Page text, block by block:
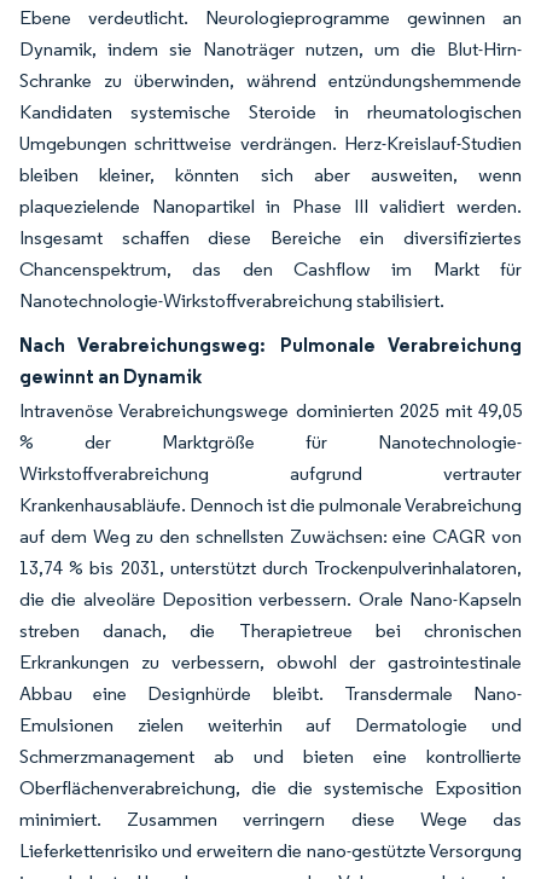
Ebene verdeutlicht. Neurologieprogramme gewinnen an
Dynamik, indem sie Nanoträger nutzen, um die Blut-Hirn-
Schranke zu überwinden, während entzündungshemmende
Kandidaten systemische Steroide in rheumatologischen
Umgebungen schrittweise verdrängen. Herz-Kreislauf-Studien
bleiben kleiner, könnten sich aber ausweiten, wenn
plaquezielende Nanopartikel in Phase III validiert werden.
Insgesamt schaffen diese Bereiche ein diversifiziertes
Chancenspektrum, das den Cashflow im Markt für
Nanotechnologie-Wirkstoffverabreichung stabilisiert.
Nach Verabreichungsweg: Pulmonale Verabreichung
gewinnt an Dynamik
Intravenöse Verabreichungswege dominierten 2025 mit 49,05
% der Marktgröße für Nanotechnologie-
Wirkstoffverabreichung aufgrund vertrauter
Krankenhausabläufe. Dennoch ist die pulmonale Verabreichung
auf dem Weg zu den schnellsten Zuwächsen: eine CAGR von
13,74 % bis 2031, unterstützt durch Trockenpulverinhalatoren,
die die alveoläre Deposition verbessern. Orale Nano-Kapseln
streben danach, die Therapietreue bei chronischen
Erkrankungen zu verbessern, obwohl der gastrointestinale
Abbau eine Designhürde bleibt. Transdermale Nano-
Emulsionen zielen weiterhin auf Dermatologie und
Schmerzmanagement ab und bieten eine kontrollierte
Oberflächenverabreichung, die die systemische Exposition
minimiert. Zusammen verringern diese Wege das
Lieferkettenrisiko und erweitern die nano-gestützte Versorgung